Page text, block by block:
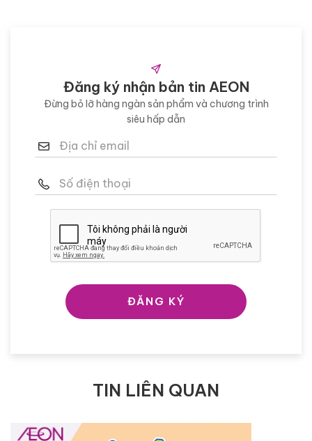
Đăng ký nhận bản tin AEON
Đừng bỏ lỡ hàng ngàn sản phẩm và chương trình
siêu hấp dẫn
ĐĂNG KÝ
TIN LIÊN QUAN